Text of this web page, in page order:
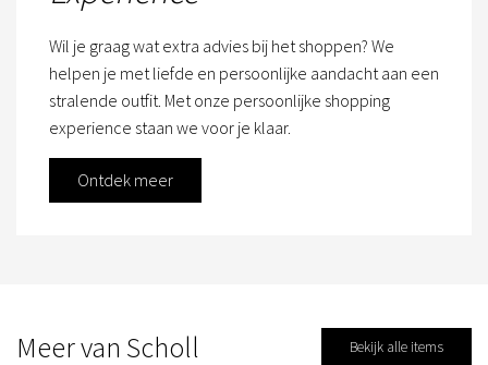
Wil je graag wat extra advies bij het shoppen? We
helpen je met liefde en persoonlijke aandacht aan een
stralende outfit. Met onze persoonlijke shopping
experience staan we voor je klaar.
Ontdek meer
Meer van Scholl Bekijk alle items